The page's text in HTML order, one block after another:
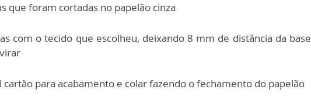
que foram cortadas no papelão cinza
com o tecido que escolheu, deixando 8 mm de distância da base
cartão para acabamento e colar fazendo o fechamento do papelão